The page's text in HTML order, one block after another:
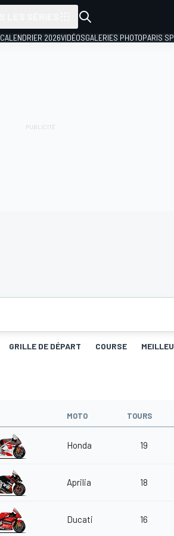
CALENDRIER 2026VIDÉOSGALERIES PHOTOPARIS
GRILLE DE DÉPART COURSE
MOTO TOURS
Honda 19
Aprilia 18
Ducati 16